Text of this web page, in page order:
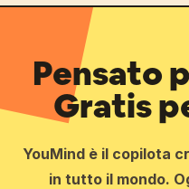
Pensato
Gratis
YouMind è il copilota
in tutto il mondo.